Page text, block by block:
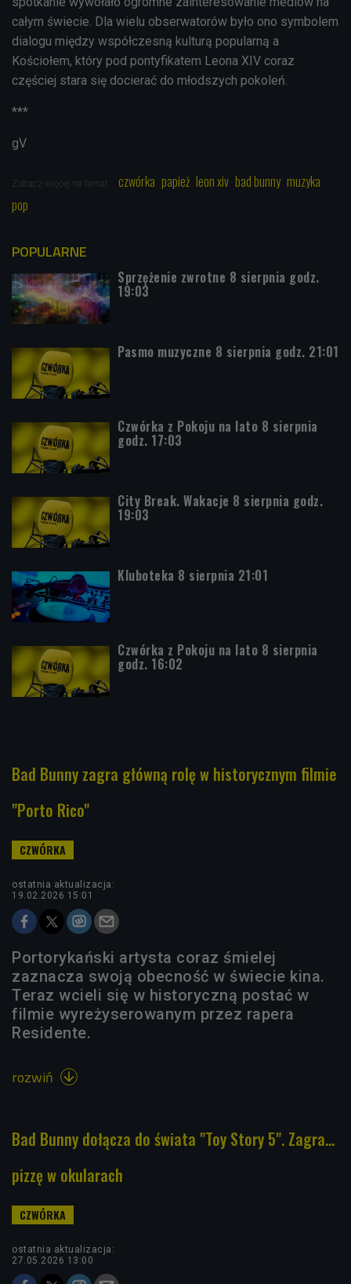
całym świecie. Dla wielu obserwatorów było ono symbolem
dialogu między współczesną kulturą popularną a
Kościołem, który pod pontyfikatem Leona XIV coraz
częściej stara się docierać do młodszych pokoleń.
***
gV
Zobacz więcej na temat: czwórka papież leon xiv bad bunny muzyka
pop
POPULARNE
Sprzężenie zwrotne 8 sierpnia godz.
19:03
Pasmo muzyczne 8 sierpnia godz. 21:01
Czwórka z Pokoju na lato 8 sierpnia
godz. 17:03
City Break. Wakacje 8 sierpnia godz.
19:03
Kluboteka 8 sierpnia 21:01
Czwórka z Pokoju na lato 8 sierpnia
godz. 16:02
Bad Bunny zagra główną rolę w historycznym filmie
"Porto Rico"
ostatnia aktualizacja:
19.02.2026 15:01
Portorykański artysta coraz śmielej
zaznacza swoją obecność w świecie kina.
Teraz wcieli się w historyczną postać w
filmie wyreżyserowanym przez rapera
Residente.
rozwiń 
Bad Bunny dołącza do świata "Toy Story 5". Zagra…
pizzę w okularach
ostatnia aktualizacja:
27.05.2026 13:00